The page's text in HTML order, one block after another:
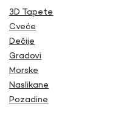
3D Tapete
Cveće
Dečije
Gradovi
Morske
Naslikane
Pozadine